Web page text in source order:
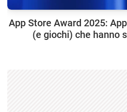
App Store Award 2025:
(e giochi) che hanno